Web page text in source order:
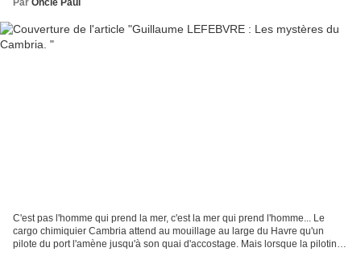
Par Oncle Paul
C'est pas l'homme qui prend la mer, c'est la mer qui prend l'homme... Le
cargo chimiquier Cambria attend au mouillage au large du Havre qu'un
pilote du port l'amène jusqu'à son quai d'accostage. Mais lorsque la pilotine